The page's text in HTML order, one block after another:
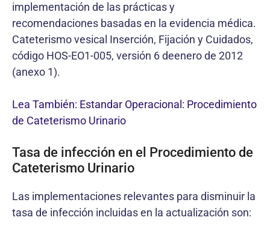
implementación de las prácticas y
recomendaciones basadas en la evidencia médica.
Cateterismo vesical Inserción, Fijación y Cuidados,
código HOS-EO1-005, versión 6 deenero de 2012
(anexo 1).
Lea También: Estandar Operacional: Procedimiento
de Cateterismo Urinario
Tasa de infección en el Procedimiento de
Cateterismo Urinario
Las implementaciones relevantes para disminuir la
tasa de infección incluidas en la actualización son: